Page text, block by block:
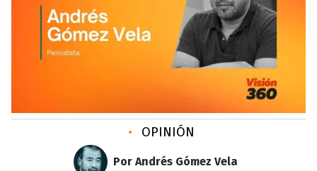
• OPINIÓN
Por Andrés Gómez Vela